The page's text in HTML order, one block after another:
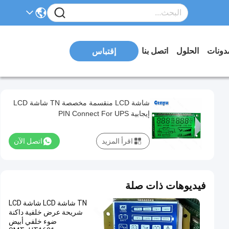
الحلول اتصل بنا إقتباس
شاشة LCD منقسمة مخصصة TN شاشة LCD
إيجابية PIN Connect For UPS
اتصل الآن اقرأ المزيد
فيديوهات ذات صلة
TN شاشة LCD شاشة LCD
شريحة عرض خلفية داكنة
ضوء خلفي أبيض